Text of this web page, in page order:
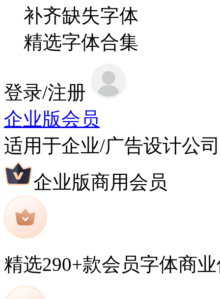
补齐缺失字体
精选字体合集
登录/注册
企业版会员
适用于企业/广告设计公司
企业版商用会员
精选290+款会员字体商